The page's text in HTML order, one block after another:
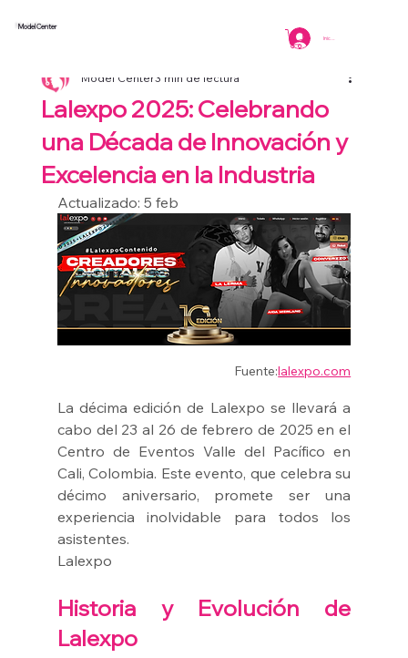
Iniciar sesión
Model Center
Lalexpo 2025: Celebrando
una Década de Innovación y
Excelencia en la Industria
Model Center3 min de lectura
Actualizado: 5 feb
Fuente:lalexpo.com
La décima edición de Lalexpo se llevará a
cabo del 23 al 26 de febrero de 2025 en el
Centro de Eventos Valle del Pacífico en
Cali, Colombia. Este evento, que celebra su
décimo aniversario, promete ser una
experiencia inolvidable para todos los
asistentes.
Lalexpo
Historia y Evolución de
Lalexpo